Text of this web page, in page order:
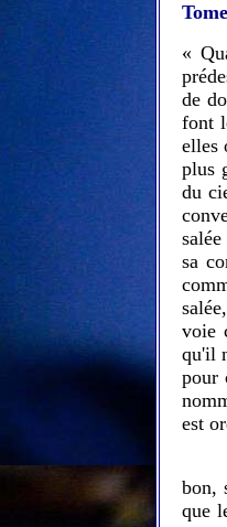
«
de
font
elles
plus
du
sa
voie
qu'il
pour
est
bon,
que